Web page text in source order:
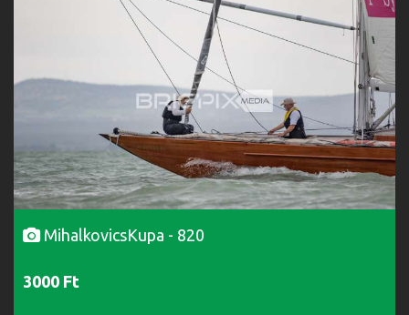
MihalkovicsKupa - 820
3000 Ft